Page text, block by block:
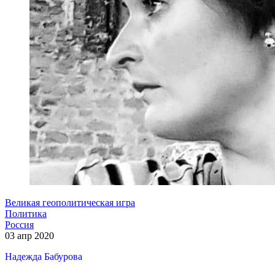
Великая геополитическая игра
Политика
Россия
03 апр 2020
Надежда Бабурова